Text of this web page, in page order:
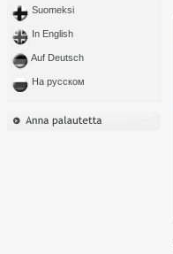
Suomeksi
In English
Auf Deutsch
На русском